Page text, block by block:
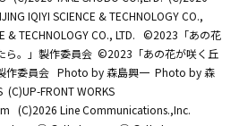
IQIYI SCIENCE & TECHNOLOGY CO.,
& TECHNOLOGY CO., LTD. ©2023「あの花
ら。」製作委員会 ©2023「あの花が咲く丘
作委員会 Photo by 森島興一 Photo by 森
(C)UP-FRONT WORKS
(C)2026 Line Communications.,Inc.